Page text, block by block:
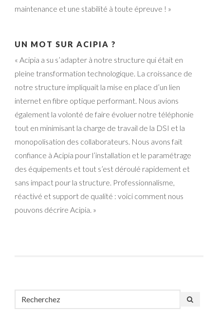
maintenance et une stabilité à toute épreuve ! »
UN MOT SUR ACIPIA ?
« Acipia a su s’adapter à notre structure qui était en
pleine transformation technologique. La croissance de
notre structure impliquait la mise en place d’un lien
internet en fibre optique performant. Nous avions
également la volonté de faire évoluer notre téléphonie
tout en minimisant la charge de travail de la DSI et la
monopolisation des collaborateurs. Nous avons fait
confiance à Acipia pour l’installation et le paramétrage
des équipements et tout s’est déroulé rapidement et
sans impact pour la structure. Professionnalisme,
réactivé et support de qualité : voici comment nous
pouvons décrire Acipia. »